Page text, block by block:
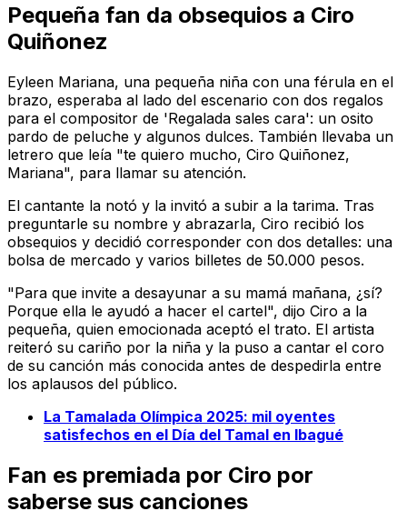
Pequeña fan da obsequios a Ciro
Quiñonez
Eyleen Mariana, una pequeña niña con una férula en el
brazo, esperaba al lado del escenario con dos regalos
para el compositor de 'Regalada sales cara': un osito
pardo de peluche y algunos dulces. También llevaba un
letrero que leía "te quiero mucho, Ciro Quiñonez,
Mariana", para llamar su atención.
El cantante la notó y la invitó a subir a la tarima. Tras
preguntarle su nombre y abrazarla, Ciro recibió los
obsequios y decidió corresponder con dos detalles: una
bolsa de mercado y varios billetes de 50.000 pesos.
"Para que invite a desayunar a su mamá mañana, ¿sí?
Porque ella le ayudó a hacer el cartel", dijo Ciro a la
pequeña, quien emocionada aceptó el trato. El artista
reiteró su cariño por la niña y la puso a cantar el coro
de su canción más conocida antes de despedirla entre
los aplausos del público.
La Tamalada Olímpica 2025: mil oyentes
satisfechos en el Día del Tamal en Ibagué
Fan es premiada por Ciro por
saberse sus canciones